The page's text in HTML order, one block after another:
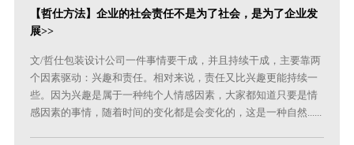
【哲仕方法】企业的社会责任不是为了社会，是为了企业发
展>>
文/哲仕包装设计公司一件事情要干成，并且持续干成，主要靠两
个因素驱动：兴趣和责任。相对来说，责任又比兴趣更能持续一
些。因为兴趣是属于一种纯个人情感因素，大家都知道只要是情
感因素的事情，随着时间的变化都是会变化的，这是一种自然......